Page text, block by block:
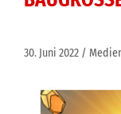
30. Juni 2022